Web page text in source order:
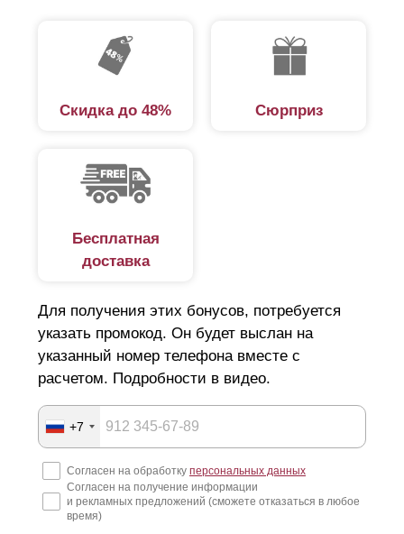
Скидка до 48% Сюрприз
Бесплатная
доставка
Для получения этих бонусов, потребуется
указать промокод. Он будет выслан на
указанный номер телефона вместе с
расчетом. Подробности в видео.
+7
Согласен на обработку персональных данных
Согласен на получение информации
и рекламных предложений (сможете отказаться в любое
время)